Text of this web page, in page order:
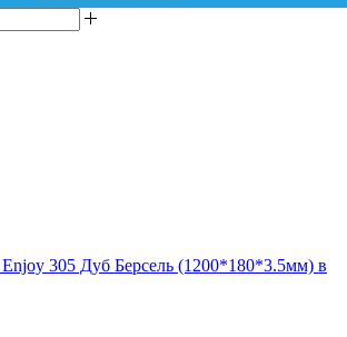
Enjoy 305 Дуб Берсель (1200*180*3.5мм) в